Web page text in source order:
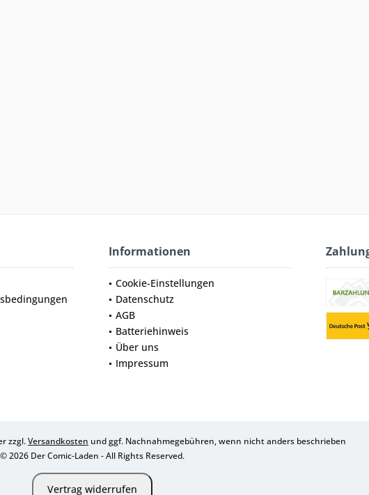
Informationen
Cookie-Einstellungen
Datenschutz
AGB
Batteriehinweis
Über uns
Impressum
zzgl.Versandkosten und ggf. Nachnahmegebühren, wenn nicht anders beschrieben
© 2026 Der Comic-Laden - All Rights Reserved.
Vertrag widerrufen